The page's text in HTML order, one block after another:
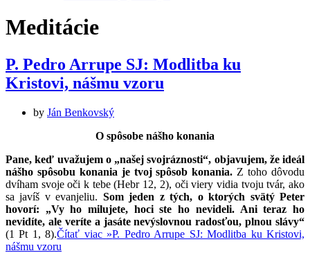
Meditácie
P. Pedro Arrupe SJ: Modlitba ku
Kristovi, nášmu vzoru
by Ján Benkovský
O spôsobe nášho konania
Pane, keď uvažujem o „našej svojráznosti“, objavujem, že ideál
nášho spôsobu konania je tvoj spôsob konania. Z toho dôvodu
dvíham svoje oči k tebe (Hebr 12, 2), oči viery vidia tvoju tvár, ako
sa javíš v evanjeliu. Som jeden z tých, o ktorých svätý Peter
hovorí: „Vy ho milujete, hoci ste ho nevideli. Ani teraz ho
nevidíte, ale veríte a jasáte nevýslovnou radosťou, plnou slávy“
(1 Pt 1, 8).Čítať viac »P. Pedro Arrupe SJ: Modlitba ku Kristovi,
nášmu vzoru